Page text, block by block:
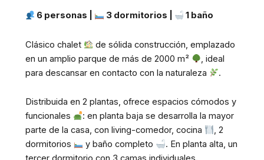
6 personas | 3 dormitorios | 1 baño
Clásico chalet
de sólida construcción, emplazado
en un amplio parque de más de 2000 m²
, ideal
para descansar en contacto con la naturaleza
.
Distribuida en 2 plantas, ofrece espacios cómodos y
funcionales
: en planta baja se desarrolla la mayor
parte de la casa, con living-comedor, cocina
, 2
dormitorios
y baño completo
. En planta alta, un